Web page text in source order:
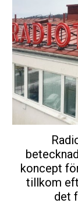
koncept
tillkom
det